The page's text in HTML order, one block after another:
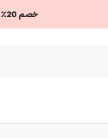
خصم 20٪ على طلبك الأول باستخدام كود NEW20